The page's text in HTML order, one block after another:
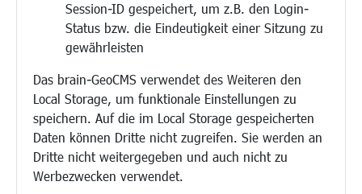
Session-ID gespeichert, um z.B. den Login-
Status bzw. die Eindeutigkeit einer Sitzung zu
gewährleisten
Das brain-GeoCMS verwendet des Weiteren den
Local Storage, um funktionale Einstellungen zu
speichern. Auf die im Local Storage gespeicherten
Daten können Dritte nicht zugreifen. Sie werden an
Dritte nicht weitergegeben und auch nicht zu
Werbezwecken verwendet.
Bauen/Umwelt/Mobilität
Bebauungsplanung
Verkehr/Mobilität
Glasfaserausbau
Aktuelle Baustellen
Paddelteich
CINDY S